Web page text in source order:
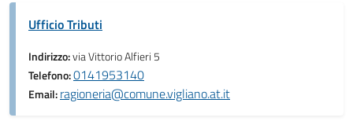
Ufficio Tributi
Indirizzo:via Vittorio Alfieri 5
Telefono:0141953140
Email:ragioneria@comune.vigliano.at.it